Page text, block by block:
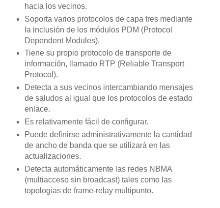
hacia los vecinos.
Soporta varios protocolos de capa tres mediante
la inclusión de los módulos PDM (Protocol
Dependent Modules).
Tiene su propio protocolo de transporte de
información, llamado RTP (Reliable Transport
Protocol).
Detecta a sus vecinos intercambiando mensajes
de saludos al igual que los protocolos de estado
enlace.
Es relativamente fácil de configurar.
Puede definirse administrativamente la cantidad
de ancho de banda que se utilizará en las
actualizaciones.
Detecta automáticamente las redes NBMA
(multiacceso sin broadcast) tales como las
topologías de frame-relay multipunto.